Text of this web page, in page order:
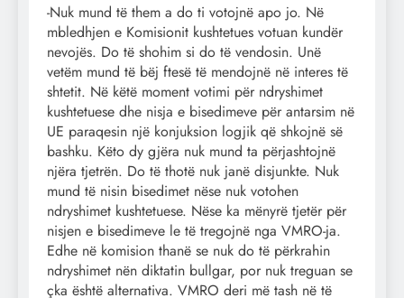
-Nuk mund të them a do ti votojnë apo jo. Në
mbledhjen e Komisionit kushtetues votuan kundër
nevojës. Do të shohim si do të vendosin. Unë
vetëm mund të bëj ftesë të mendojnë në interes të
shtetit. Në këtë moment votimi për ndryshimet
kushtetuese dhe nisja e bisedimeve për antarsim në
UE paraqesin një konjuksion logjik që shkojnë së
bashku. Këto dy gjëra nuk mund ta përjashtojnë
njëra tjetrën. Do të thotë nuk janë disjunkte. Nuk
mund të nisin bisedimet nëse nuk votohen
ndryshimet kushtetuese. Nëse ka mënyrë tjetër për
nisjen e bisedimeve le të tregojnë nga VMRO-ja.
Edhe në komision thanë se nuk do të përkrahin
ndryshimet nën diktatin bullgar, por nuk treguan se
çka është alternativa. VMRO deri më tash në të